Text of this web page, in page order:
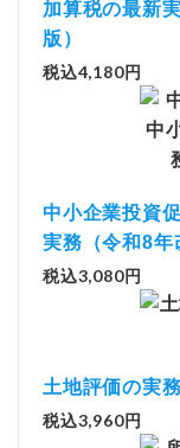
加算税の最新
版）
税込4,180円
中小企業投資
実務（令和8年
税込3,080円
土地評価の実
税込3,960円